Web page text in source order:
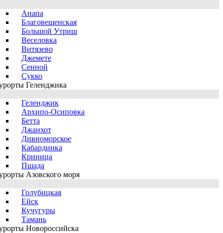
Анапа
Благовещенская
Большой Утриш
Веселовка
Витязево
Джемете
Сенной
Сукко
Геленджика
Геленджик
Архипо-Осиповка
Бетта
Джанхот
Дивноморское
Кабардинка
Криница
Пшада
Азовского моря
Голубицкая
Ейск
Кучугуры
Тамань
Новороссийска